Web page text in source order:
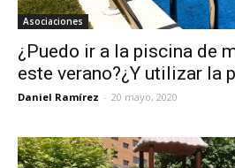
Asociaciones
¿Puedo ir a la piscina de
este verano?¿Y utilizar la
Daniel Ramírez - 20 mayo, 2020